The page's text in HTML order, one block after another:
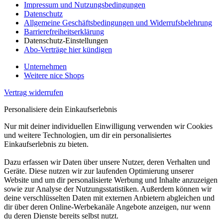
Impressum und Nutzungsbedingungen
Datenschutz
Allgemeine Geschäftsbedingungen und Widerrufsbelehrung
Barrierefreiheitserklärung
Datenschutz-Einstellungen
Abo-Verträge hier kündigen
Unternehmen
Weitere nice Shops
Vertrag widerrufen
Personalisiere dein Einkaufserlebnis
Nur mit deiner individuellen Einwilligung verwenden wir Cookies
und weitere Technologien, um dir ein personalisiertes
Einkaufserlebnis zu bieten.
Dazu erfassen wir Daten über unsere Nutzer, deren Verhalten und
Geräte. Diese nutzen wir zur laufenden Optimierung unserer
Website und um dir personalisierte Werbung und Inhalte anzuzeigen
sowie zur Analyse der Nutzungsstatistiken. Außerdem können wir
deine verschlüsselten Daten mit externen Anbietern abgleichen und
dir über deren Online-Werbekanäle Angebote anzeigen, nur wenn
du deren Dienste bereits selbst nutzt.